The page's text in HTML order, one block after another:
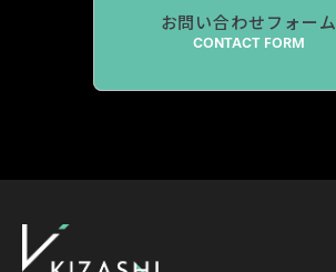
お問い合わせフォーム
CONTACT FORM